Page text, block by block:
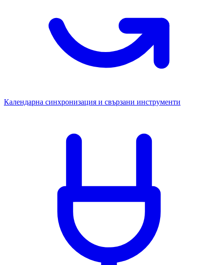
Календарна синхронизация и свързани инструменти